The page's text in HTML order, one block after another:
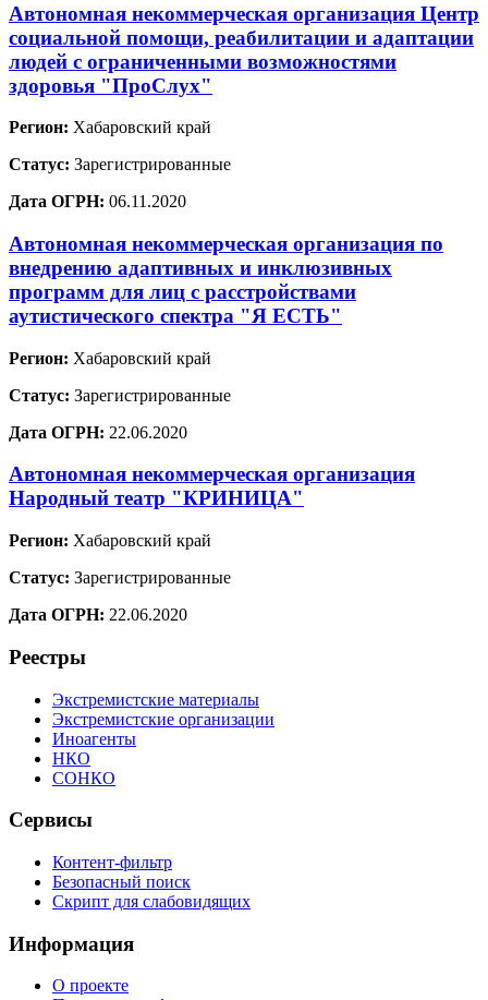
Автономная некоммерческая организация Центр
социальной помощи, реабилитации и адаптации
людей с ограниченными возможностями
здоровья "ПроСлух"
Регион: Хабаровский край
Статус: Зарегистрированные
Дата ОГРН: 06.11.2020
Автономная некоммерческая организация по
внедрению адаптивных и инклюзивных
программ для лиц с расстройствами
аутистического спектра "Я ЕСТЬ"
Регион: Хабаровский край
Статус: Зарегистрированные
Дата ОГРН: 22.06.2020
Автономная некоммерческая организация
Народный театр "КРИНИЦА"
Регион: Хабаровский край
Статус: Зарегистрированные
Дата ОГРН: 22.06.2020
Реестры
Экстремистские материалы
Экстремистские организации
Иноагенты
НКО
СОНКО
Сервисы
Контент-фильтр
Безопасный поиск
Скрипт для слабовидящих
Информация
О проекте